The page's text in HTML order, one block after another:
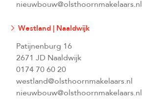
nieuwbouw@olsthoornmakelaars.nl
Westland | Naaldwijk
Patijnenburg 16
2671 JD Naaldwijk
0174 70 60 20
westland@olsthoornmakelaars.nl
nieuwbouw@olsthoornmakelaars.nl